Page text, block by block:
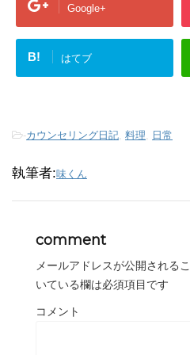
Google+
B! はてブ
-カウンセリング日記, 料理, 日常
執筆者:味くん
comment
メールアドレスが公開される
いている欄は必須項目です
コメント